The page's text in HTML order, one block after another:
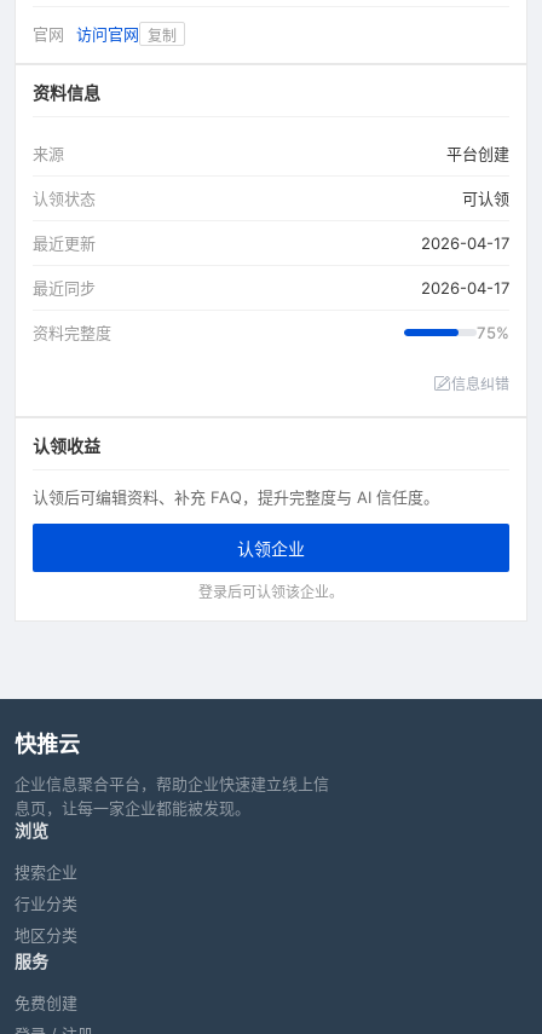
官网 访问官网 复制
资料信息
来源 平台创建
认领状态 可认领
最近更新 2026-04-17
最近同步 2026-04-17
资料完整度 75%
信息纠错
认领收益
认领后可编辑资料、补充 FAQ，提升完整度与 AI 信任度。
认领企业
登录后可认领该企业。
快推云
企业信息聚合平台，帮助企业快速建立线上信
息页，让每一家企业都能被发现。
浏览
搜索企业
行业分类
地区分类
服务
免费创建